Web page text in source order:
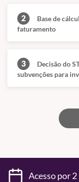
2
Base de
faturamento
3
Decisão do
subvenções para
Acesso por 2